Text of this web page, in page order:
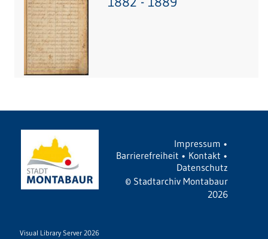
Impressum •
Barrierefreiheit • Kontakt •
Datenschutz
© Stadtarchiv Montabaur
2026
Visual Library Server 2026